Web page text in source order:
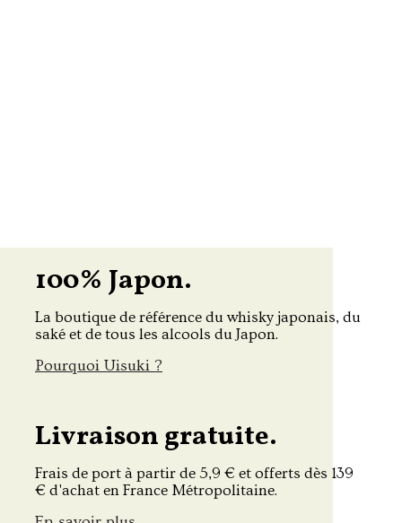
100% Japon.
La boutique de référence du whisky japonais, du
saké et de tous les alcools du Japon.
Pourquoi Uisuki ?
Livraison gratuite.
Frais de port à partir de 5,9 € et offerts dès 139
€ d'achat en France Métropolitaine.